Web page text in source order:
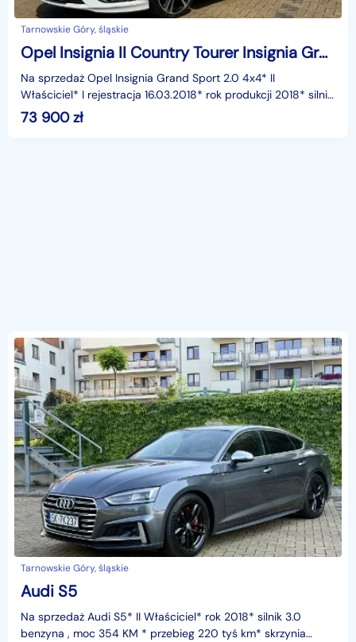
Tarnowskie Góry, śląskie
Opel Insignia II Country Tourer Insignia Grand Sport BDB stan, 4x4, serwisowana, bezwypadkowa
Na sprzedaż Opel Insignia Grand Sport 2.0 4x4* II
Właściciel* I rejestracja 16.03.2018* rok produkcji 2018* silnik
2.0 benzyna , moc 260 KM* przebieg 72.100 km
73 900zł
Tarnowskie Góry, śląskie
Audi S5
Na sprzedaż Audi S5* II Właściciel* rok 2018* silnik 3.0
benzyna , moc 354 KM * przebieg 220 tyś km* skrzynia